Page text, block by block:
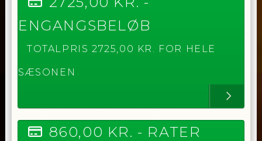
ENGANGSBELØB
TOTALPRIS 2725,00 KR. FOR HELE
SÆSONEN
860,00 KR. - RATER